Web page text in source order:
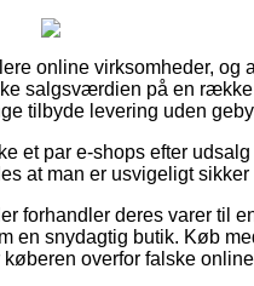
online virksomheder, og
salgsværdien på en
tilbyde levering uden
et par e-shops efter
at man er usvigeligt
forhandler deres varer til
en snydagtig butik. Køb
overfor falske